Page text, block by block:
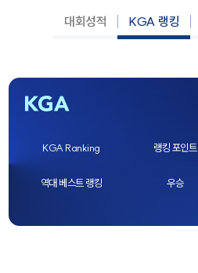
대회성적 KGA 랭킹
KGA Ranking 랭킹 포인트
역대 베스트 랭킹 우승